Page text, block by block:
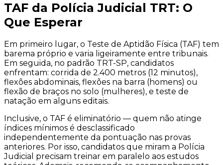
TAF da Polícia Judicial TRT: O
Que Esperar
Em primeiro lugar, o Teste de Aptidão Física (TAF) tem
barema próprio e varia ligeiramente entre tribunais.
Em seguida, no padrão TRT-SP, candidatos
enfrentam: corrida de 2.400 metros (12 minutos),
flexões abdominais, flexões na barra (homens) ou
flexão de braços no solo (mulheres), e teste de
natação em alguns editais.
Inclusive, o TAF é eliminatório — quem não atinge
índices mínimos é desclassificado
independentemente da pontuação nas provas
anteriores. Por isso, candidatos que miram a Polícia
Judicial precisam treinar em paralelo aos estudos